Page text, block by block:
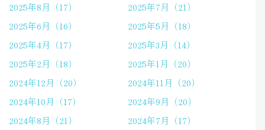
2025年8月（17）
2025年7月（21）
2025年6月（16）
2025年5月（18）
2025年4月（17）
2025年3月（14）
2025年2月（18）
2025年1月（20）
2024年12月（20）
2024年11月（20）
2024年10月（17）
2024年9月（20）
2024年8月（21）
2024年7月（17）